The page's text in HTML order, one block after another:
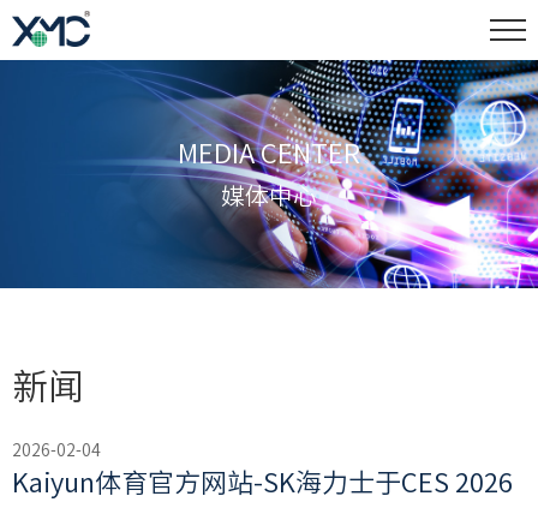
MEDIA CENTER
媒体中心
新闻
2026-02-04
Kaiyun体育官方网站-SK海力士于CES 2026